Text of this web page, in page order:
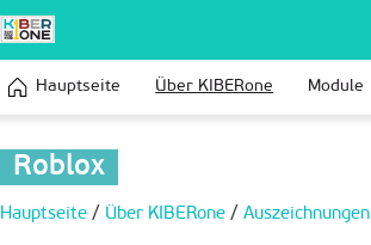
Hauptseite Über KIBERone Module
Roblox
Hauptseite / Über KIBERone / Auszeichnungen